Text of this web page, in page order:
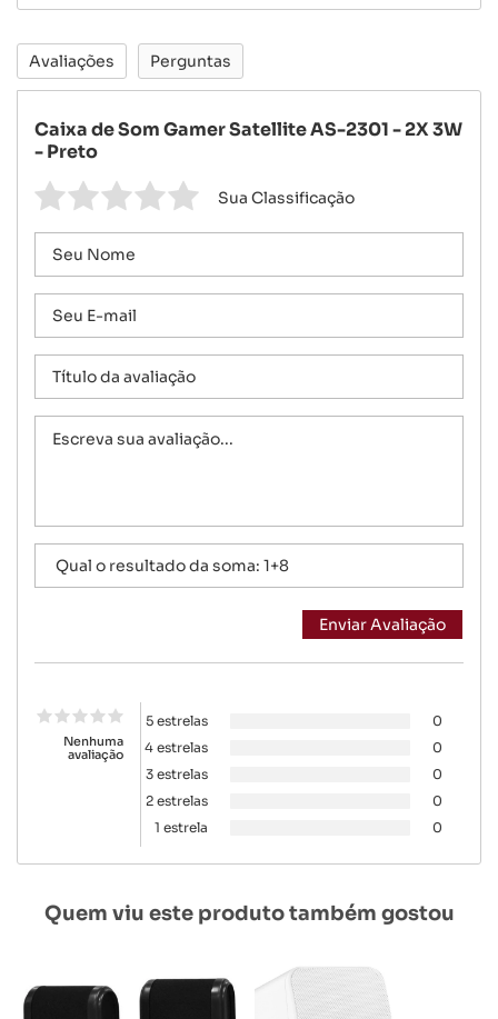
Avaliações Perguntas
Caixa de Som Gamer Satellite AS-2301 - 2X 3W
- Preto
Sua Classificação
Nenhuma
avaliação
5 estrelas
0
4 estrelas
0
3 estrelas
0
2 estrelas
0
1 estrela
0
Quem viu este produto também gostou